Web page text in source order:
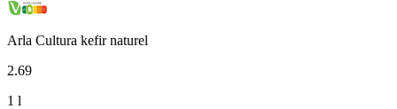
Arla Cultura kefir naturel
2.69
1 l